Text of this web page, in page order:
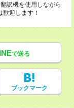
訳機を使用しながら
迎します！
で送る
ブックマーク